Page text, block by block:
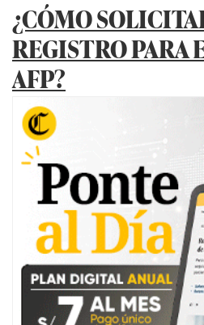
¿CÓMO
REGISTRO PARA
AFP?